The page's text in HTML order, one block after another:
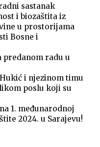
sastanak
i biozaštita iz
u prostorijama
Bosne i
predanom radu u
ć i njezinom timu
poslu koji su
1. međunarodnoj
2024. u Sarajevu!